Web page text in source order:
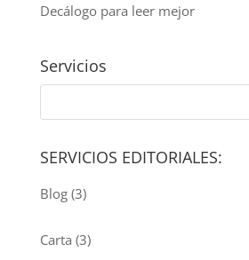
Decálogo para leer mejor
Servicios
SERVICIOS EDITORIALES:
Blog(3)
Carta (3)